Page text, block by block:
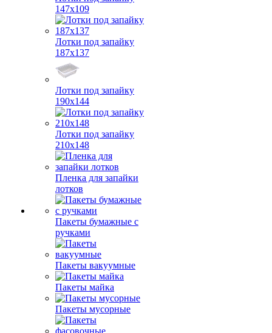
147х109
Лотки под запайку
187х137
Лотки под запайку
190х144
Лотки под запайку
210х148
Пленка для запайки
лотков
Пакеты бумажные с
ручками
Пакеты вакуумные
Пакеты майка
Пакеты мусорные